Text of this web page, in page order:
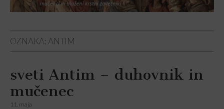
Svetniki,
mučenci in
blaženi
OZNAKA:ANTIM
sveti Antim – duhovnik in
mučenec
11. maja